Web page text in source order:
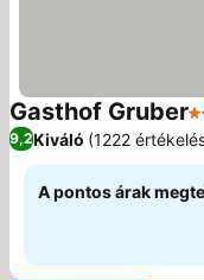
Gasthof Gruber3
9,2Kiváló (1222
A pontos árak